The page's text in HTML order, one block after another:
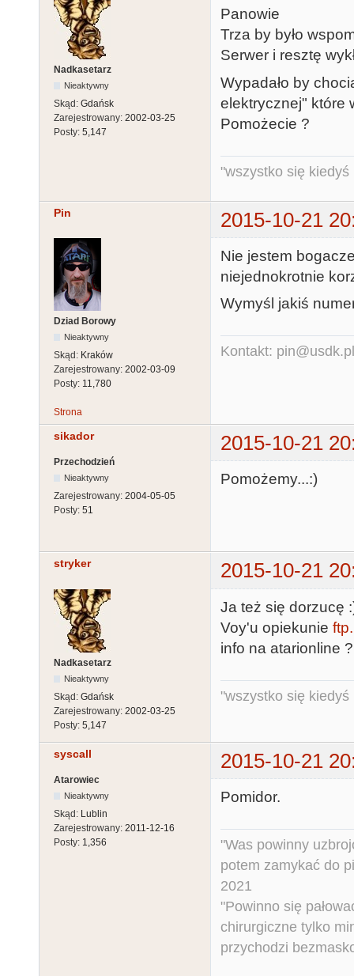
Nadkasetarz
Nieaktywny
Skąd: Gdańsk
Zarejestrowany: 2002-03-25
Posty: 5,147
Panowie
Trza by było
Serwer i resztę
Wypadało by
elektrycznej" które
Pomożecie ?
"wszystko się kiedyś
Pin 2015-10-21
Dziad Borowy
Nieaktywny
Skąd: Kraków
Zarejestrowany: 2002-03-09
Posty: 11,780
Nie jestem
niejednokrotnie
Wymyśl jakiś
Kontakt: pin@usdk.pl
Strona
sikador 2015-10-21
Przechodzień
Nieaktywny
Zarejestrowany: 2004-05-05
Posty: 51
Pomożemy...:)
stryker 2015-10-21
Nadkasetarz
Nieaktywny
Skąd: Gdańsk
Zarejestrowany: 2002-03-25
Posty: 5,147
Ja też się dorzucę
Voy'u opiekunie
info na atarionline ?
"wszystko się kiedyś
syscall 2015-10-21
Atarowiec
Nieaktywny
Skąd: Lublin
Zarejestrowany: 2011-12-16
Posty: 1,356
Pomidor.
"Was powinny
potem zamykać do
2021
"Powinno się
chirurgiczne tylko
przychodzi